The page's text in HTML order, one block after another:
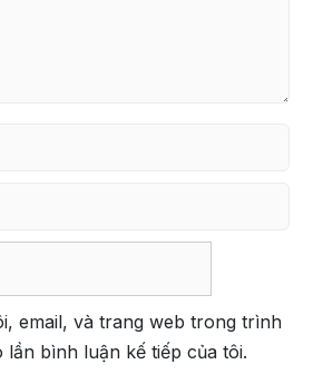
email, và trang web trong trình
lần bình luận kế tiếp của tôi.